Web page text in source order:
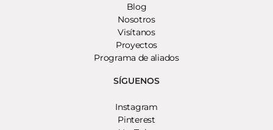
Blog
Nosotros
Visítanos
Proyectos
Programa de aliados
SÍGUENOS
Instagram
Pinterest